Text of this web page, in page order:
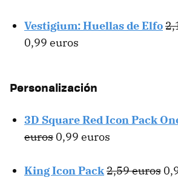
Vestigium: Huellas de Elfo
0,99 euros
Personalización
3D Square Red Icon Pack
euros 0,99 euros
King Icon Pack2,59 euros